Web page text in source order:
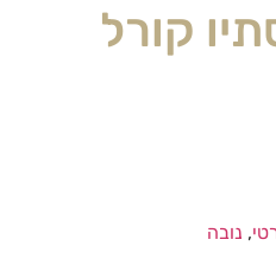
קורל
, נובה